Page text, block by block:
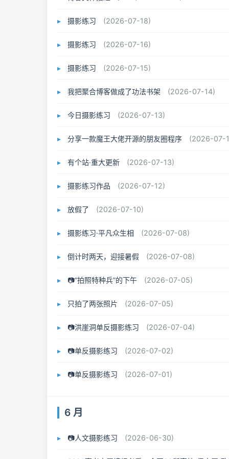
摄影练习 (2026-07-18)
摄影练习 (2026-07-16)
摄影练习 (2026-07-15)
我把聚合博客做成了功法书架 (2026-07-14)
今日摄影练习 (2026-07-13)
分享一款魔王大佬开源的朋友圈程序 (2026-07-
有个站·重大更新 (2026-07-13)
摄影练习作品 (2026-07-12)
放假了 (2026-07-10)
摄影练习·平凡众生相 (2026-07-08)
倒计时两天，迎接暑假 (2026-07-08)
📷“拍照特种兵”的下午 (2026-07-05)
只拍了两张照片 (2026-07-05)
📷洪崖洞单反摄影练习 (2026-07-04)
📷单反摄影练习 (2026-07-02)
📷单反摄影练习 (2026-07-01)
6 月
📷人文摄影练习 (2026-06-30)